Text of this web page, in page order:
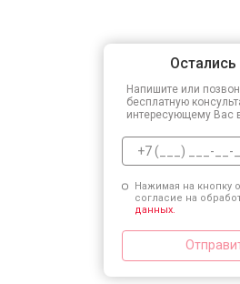
Напишите или
бесплатную
интересующему Вас
Нажимая на кнопку
согласие на
данных.